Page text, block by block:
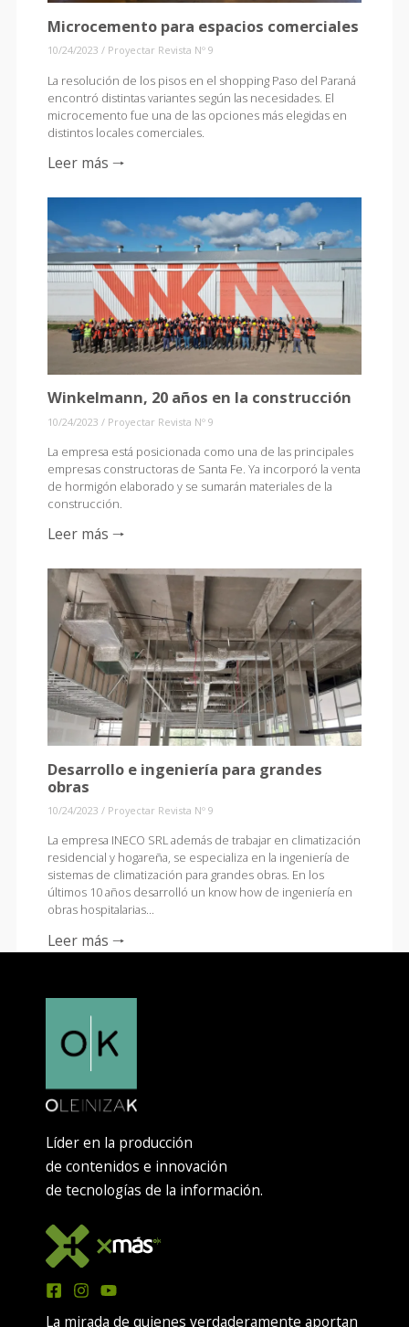
Microcemento para espacios comerciales
10/24/2023 / Proyectar Revista Nº 9
La resolución de los pisos en el shopping Paso del Paraná
encontró distintas variantes según las necesidades. El
microcemento fue una de las opciones más elegidas en
distintos locales comerciales.
Leer más 🠒
Winkelmann, 20 años en la construcción
10/24/2023 / Proyectar Revista Nº 9
La empresa está posicionada como una de las principales
empresas constructoras de Santa Fe. Ya incorporó la venta
de hormigón elaborado y se sumarán materiales de la
construcción.
Leer más 🠒
Desarrollo e ingeniería para grandes
obras
10/24/2023 / Proyectar Revista Nº 9
La empresa INECO SRL además de trabajar en climatización
residencial y hogareña, se especializa en la ingeniería de
sistemas de climatización para grandes obras. En los
últimos 10 años desarrolló un know how de ingeniería en
obras hospitalarias...
Leer más 🠒
Líder en la producción
de contenidos e innovación
de tecnologías de la información.
La mirada de quienes verdaderamente aportan